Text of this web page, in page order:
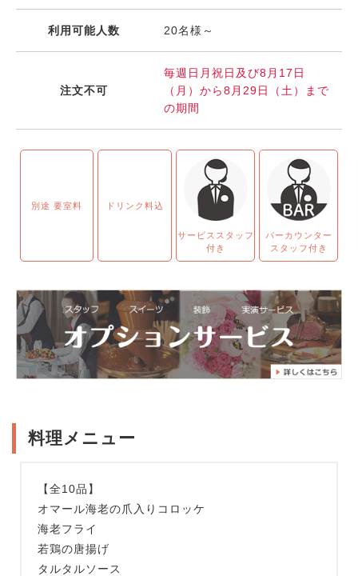
利用可能人数 20名様～
注文不可
毎週日月祝日及び8月17日
（月）から8月29日（土）まで
の期間
別途 要室料 ドリンク料込
サービススタッフ
付き
バーカウンター
スタッフ付き
料理メニュー
【全10品】
オマール海老の爪入りコロッケ
海老フライ
若鶏の唐揚げ
タルタルソース